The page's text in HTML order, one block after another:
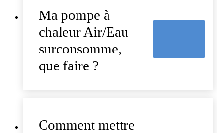
Ma pompe à
chaleur Air/Eau
surconsomme,
que faire ?
Comment mettre